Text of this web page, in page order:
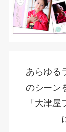
あらゆる
のシーン
「大津